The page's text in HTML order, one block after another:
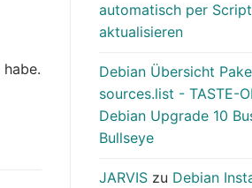
automatisch per
aktualisieren
Debian Übersicht
sources.list - TASTE-
Debian Upgrade 10
Bullseye
JARVIS zu Debian